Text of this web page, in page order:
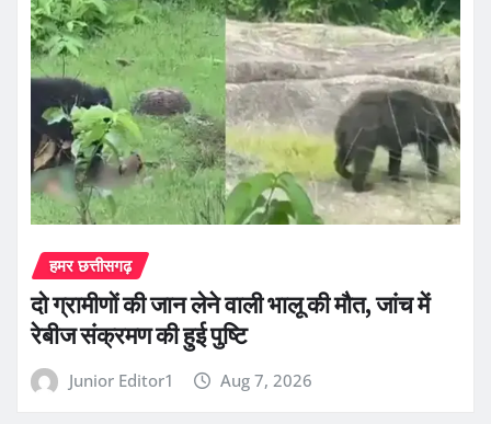
हमर छत्तीसगढ़
दो ग्रामीणों की जान लेने वाली भालू की मौत, जांच में
रेबीज संक्रमण की हुई पुष्टि
Junior Editor1 Aug 7, 2026